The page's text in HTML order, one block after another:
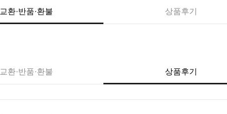
교환·반품·환불 상품후기
교환·반품·환불 상품후기